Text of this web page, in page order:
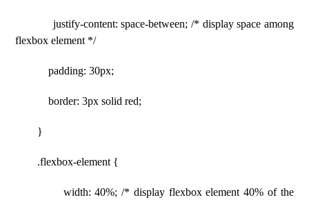
justify-content: space-between; /* display space among
flexbox element */
padding: 30px;
border: 3px solid red;
}
.flexbox-element {
width: 40%; /* display flexbox element 40% of the